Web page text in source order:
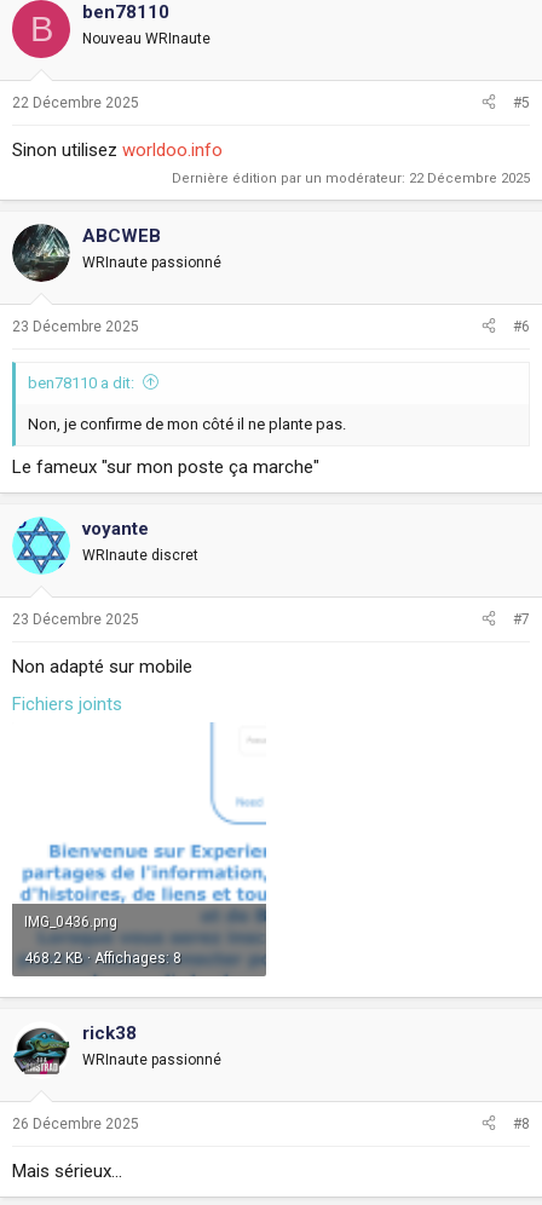
B ben78110
Nouveau WRInaute
22 Décembre 2025 #5
Sinon utilisez worldoo.info
Dernière édition par un modérateur: 22 Décembre 2025
ABCWEB
WRInaute passionné
23 Décembre 2025 #6
ben78110 a dit:
Non, je confirme de mon côté il ne plante pas.
Le fameux "sur mon poste ça marche"
voyante
WRInaute discret
23 Décembre 2025 #7
Non adapté sur mobile
Fichiers joints
IMG_0436.png
468.2 KB · Affichages: 8
rick38
WRInaute passionné
26 Décembre 2025 #8
Mais sérieux...